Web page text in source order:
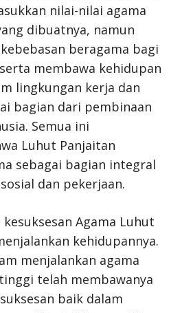
nilai-nilai agama
dibuatnya, namun
beragama bagi
membawa kehidupan
lingkungan kerja dan
bagian dari pembinaan
Semua ini
Luhut Panjaitan
sebagai bagian integral
dan pekerjaan.
Agama Luhut
kehidupannya.
menjalankan agama
telah membawanya
baik dalam